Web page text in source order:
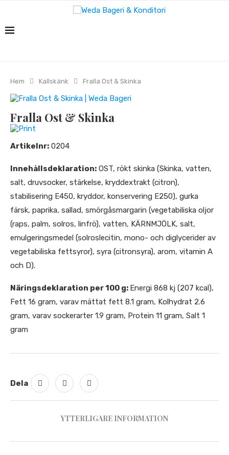
Hem Kallskänk Fralla Ost & Skinka
Fralla Ost & Skinka
Print
Artikelnr: 0204
Innehållsdeklaration: OST, rökt skinka (Skinka, vatten,
salt, druvsocker, stärkelse, kryddextrakt (citron),
stabilisering E450, kryddor, konservering E250), gurka
färsk, paprika, sallad, smörgåsmargarin (vegetabiliska oljor
(raps, palm, solros, linfrö), vatten, KÄRNMJÖLK, salt,
emulgeringsmedel (solroslecitin, mono- och diglycerider av
vegetabiliska fettsyror), syra (citronsyra), arom, vitamin A
och D).
Näringsdeklaration per 100 g: Energi 868 kj (207 kcal),
Fett 16 gram, varav mättat fett 8.1 gram, Kolhydrat 2.6
gram, varav sockerarter 1.9 gram, Protein 11 gram, Salt 1
gram
Dela
YTTERLIGARE INFORMATION